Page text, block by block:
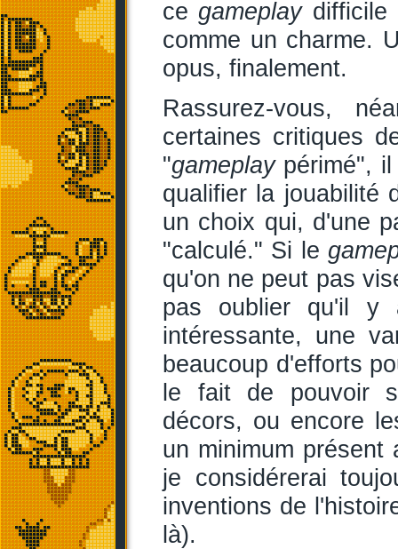
ce gameplaydifficile
comme un charme.
opus, finalement.
Rassurez-vous,
certaines critiques
"gameplaypérimé", il
qualifier la jouabilité
un choix qui, d'une
"calculé." Si le
qu'on ne peut pas
pas oublier qu'il y
intéressante, une
beaucoup d'efforts
le fait de pouvoir
décors, ou encore
un minimum présent
je considérerai
inventions de
là).